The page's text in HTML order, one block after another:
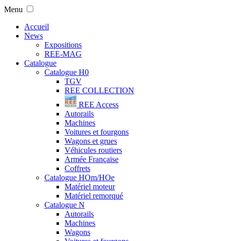
Menu
Accueil
News
Expositions
REE-MAG
Catalogue
Catalogue H0
TGV
REE COLLECTION
REE Access
Autorails
Machines
Voitures et fourgons
Wagons et grues
Véhicules routiers
Armée Française
Coffrets
Catalogue HOm/HOe
Matériel moteur
Matériel remorqué
Catalogue N
Autorails
Machines
Wagons